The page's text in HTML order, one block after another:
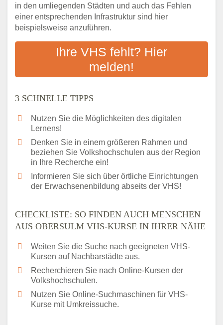
Online-Kurse: Alternative Angebote zum
VHS-Kurs
Vor- und Nachteile von Online-Kursen
Bildungsangeboten an
Das bundesweite Volkshochschulwesen
in den umliegenden Städten und auch das Fehlen
einer entsprechenden Infrastruktur sind hier
beispielsweise anzuführen.
Ihre VHS fehlt? Hier
melden!
3 SCHNELLE TIPPS
Nutzen Sie die Möglichkeiten des digitalen
Lernens!
Denken Sie in einem größeren Rahmen und
beziehen Sie Volkshochschulen aus der Region
in Ihre Recherche ein!
Informieren Sie sich über örtliche Einrichtungen
der Erwachsenenbildung abseits der VHS!
CHECKLISTE: SO FINDEN AUCH MENSCHEN
AUS OBERSULM VHS-KURSE IN IHRER NÄHE
Weiten Sie die Suche nach geeigneten VHS-
Kursen auf Nachbarstädte aus.
Recherchieren Sie nach Online-Kursen der
Volkshochschulen.
Nutzen Sie Online-Suchmaschinen für VHS-
Kurse mit Umkreissuche.